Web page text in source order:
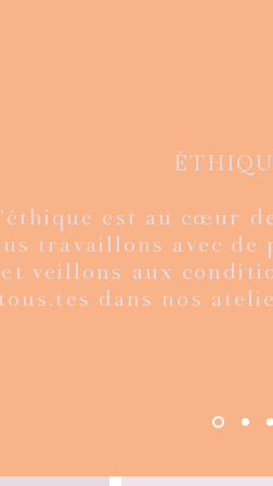
kantha
Aperçu
Veste Rani -
fourure et
Prix
180,00
limitée Aperçu
Mexico velvet -
Prix
160,00
est au cœur
travaillons avec de
et veillons aux
tous.tes dans nos